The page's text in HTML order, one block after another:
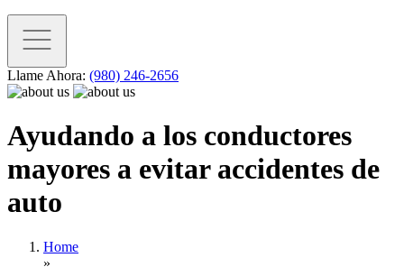
Llame Ahora: (980) 246-2656
Ayudando a los conductores
mayores a evitar accidentes de
auto
Home
»